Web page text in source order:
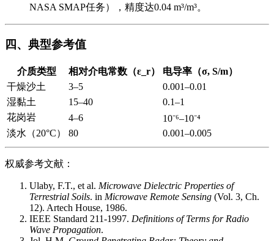
NASA SMAP任务），精度达0.04 m³/m³。
四、典型参考值
介质类型 相对介电常数（ε_r）
电导率（σ, S/m）
干燥沙土
3–5
0.001–0.01
湿黏土
15–40
0.1–1
花岗岩
4–6
10⁻⁶–10⁻⁴
淡水（20°C）
80 0.001–0.005
权威参考文献：
Ulaby, F.T., et al. Microwave Dielectric Properties of
Terrestrial Soils. in Microwave Remote Sensing (Vol. 3, Ch.
12). Artech House, 1986.
IEEE Standard 211-1997. Definitions of Terms for Radio
Wave Propagation.